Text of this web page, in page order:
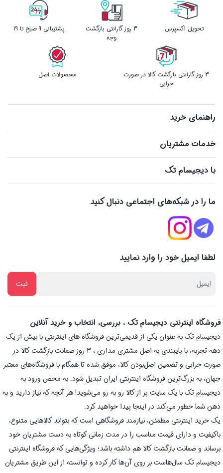
تحویل اکسپرس
3 روز گارانتی بازگشت
وجه
پشتیبانی 9 صبح تا 19
3 روز گارانتی بازگشت کالا در صورت
خرابی
محصولات اصل
راهنمای خرید
خدمات مشتریان
با دیجیسام تک
ما را در شبکه‌های اجتماعی دنبال کنید
لطفا ایمیل خود را وارد نمایید
فروشگاه اینترنتی دیجیسام تک ، بررسی، انتخاب و خرید آنلاین
دیجیسام تک به عنوان یکی از قدیمی‌ترین فروشگاه های اینترنتی با بیش از یک
دهه تجربه، با پایبندی به اصل مشتری مداری ، 3 روز ضمانت بازگشت کالا در
صورت خرابی و تضمین اصل‌بودن کالا، موفق شده تا همگام با فروشگاه‌های معتبر
جهان، به بزرگ‌ترین فروشگاه اینترنتی ایران تبدیل شود. به محض ورود به
دیجیسام تک با یک سایت پر از کالا رو به رو می‌شوید! هر آنچه که نیاز دارید و به
ذهن شما خطور می‌کند در اینجا پیدا خواهید کرد.
یک خرید اینترنتی مطمئن، نیازمند فروشگاهی است که بتواند کالاهایی متنوع،
باکیفیت و دارای قیمت مناسب را در مدت زمانی کوتاه به دست مشتریان خود
برساند و ضمانت بازگشت کالا هم داشته باشد؛ ویژگی‌هایی که فروشگاه اینترنتی
دیجیسام تک سال‌هاست بر روی آن‌ها کار کرده و توانسته از این طریق مشتریان